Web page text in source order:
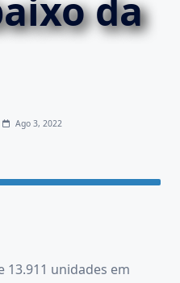
da
Ago 3, 2022
13.911 unidades em